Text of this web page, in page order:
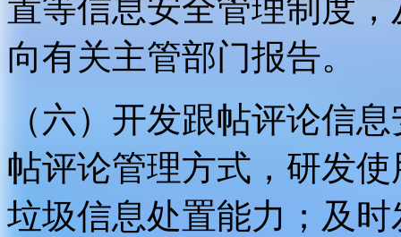
置等信息安全管理制度
向有关主管部门报告。
（六）开发跟帖评论信
帖评论管理方式，研发
垃圾信息处置能力；及